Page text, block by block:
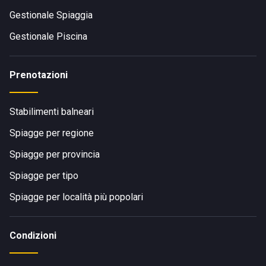
Gestionale Spiaggia
Gestionale Piscina
Prenotazioni
Stabilimenti balneari
Spiagge per regione
Spiagge per provincia
Spiagge per tipo
Spiagge per località più popolari
Condizioni